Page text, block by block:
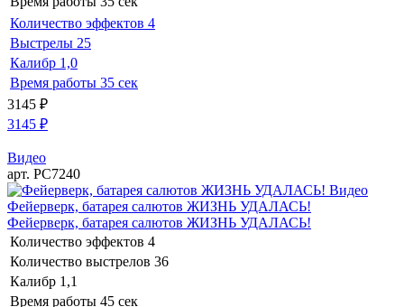
Количество эффектов 4
Выстрелы 25
Калибр 1,0
Время работы 35 сек
3145 ₽
3145 ₽
Видео
арт. РС7240
Видео
Фейерверк, батарея салютов ЖИЗНЬ УДАЛАСЬ!
Фейерверк, батарея салютов ЖИЗНЬ УДАЛАСЬ!
Количество эффектов 4
Количество выстрелов 36
Калибр 1,1
Время работы 45 сек